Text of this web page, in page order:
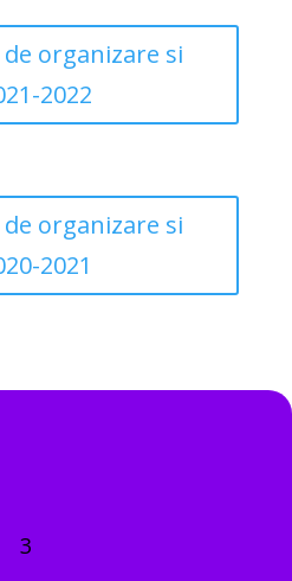
organizare si
2022
organizare si
2021
3